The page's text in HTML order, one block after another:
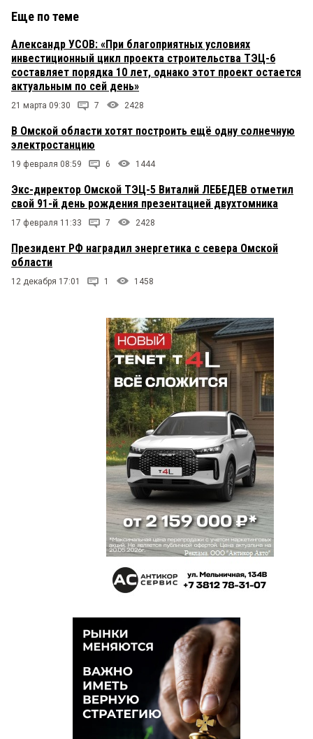
Еще по теме
Александр УСОВ: «При благоприятных условиях
инвестиционный цикл проекта строительства ТЭЦ-6
составляет порядка 10 лет, однако этот проект остается
актуальным по сей день»
21 марта 09:30 7 2428
В Омской области хотят построить ещё одну солнечную
электростанцию
19 февраля 08:59 6 1444
Экс-директор Омской ТЭЦ-5 Виталий ЛЕБЕДЕВ отметил
свой 91-й день рождения презентацией двухтомника
17 февраля 11:33 7 2428
Президент РФ наградил энергетика с севера Омской
области
12 декабря 17:01 1 1458